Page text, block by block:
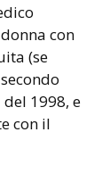
con
(se
1998, e
con il